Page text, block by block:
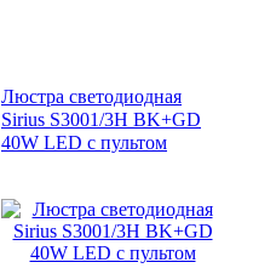
Люстра светодиодная
Sirius S3001/3Н BK+GD
40W LED с пультом